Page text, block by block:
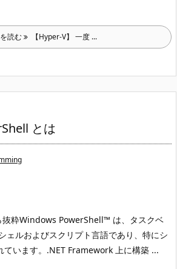
読む 【Hyper-V】 一度 ...
とは
粋Windows PowerShell™ は、タスクベ
ェルおよびスクリプト言語であり、特にシ
ています。.NET Framework 上に構築 ...